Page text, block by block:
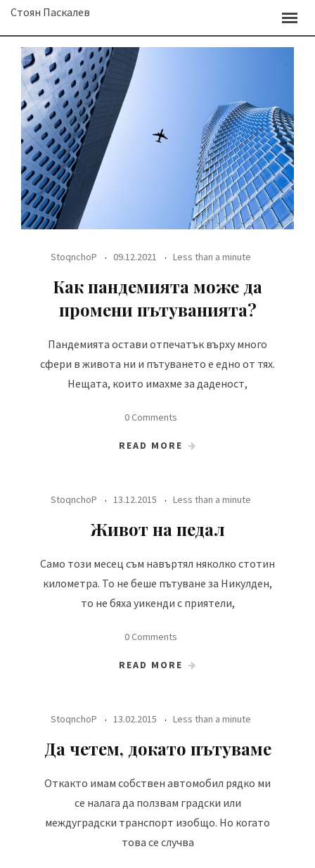
Skip
content
Стоян Паскалев
StoqnchoP 09.12.2021 Less than a minute
Как пандемията може да
промени пътуванията?
Пандемията остави отпечатък върху много
сфери в живота ни и пътуването е едно от тях.
Нещата, които имахме за даденост,
0 Comments
READ MORE
StoqnchoP 13.12.2015 Less than a minute
Живот на педал
Само този месец съм навъртял няколко стотин
километра. То не беше пътуване за Никулден,
то не бяха уикенди с приятели,
0 Comments
READ MORE
StoqnchoP 13.02.2015 Less than a minute
Да четем, докато пътуваме
Откакто имам собствен автомобил рядко ми
се налага да ползвам градски или
междуградски транспорт изобщо. Но когато
това се случва